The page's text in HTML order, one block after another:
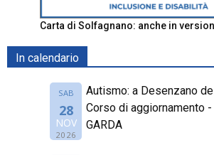
Carta di Solfagnano: anche in
In calendario
SAB
28
NOV
2026
Autismo: a Desenzano
Corso di aggiornamento -
GARDA